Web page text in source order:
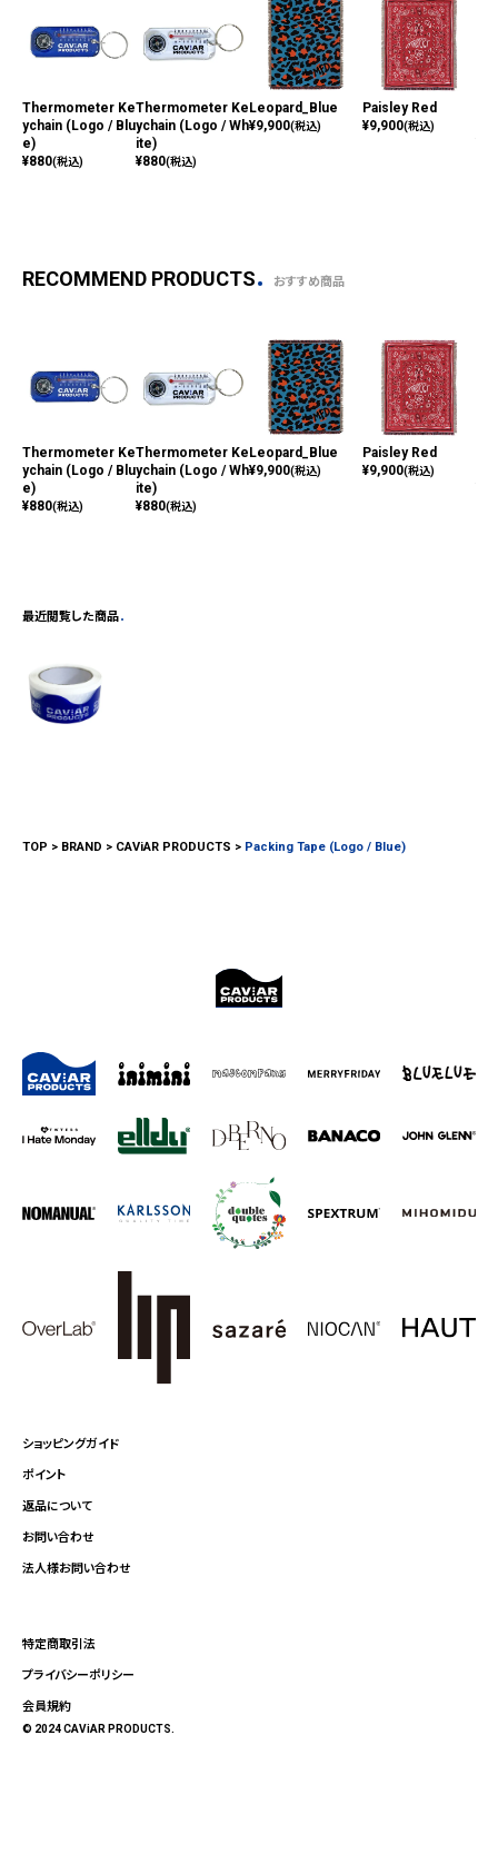
Thermometer Ke
ychain (Logo / Blu
e)
¥880(税込)
Thermometer Ke
ychain (Logo / Wh
ite)
¥880(税込)
Leopard_Blue
¥9,900(税込)
Paisley Red
¥9,900(税込)
RECOMMEND PRODUCTS おすすめ商品
Thermometer Ke
ychain (Logo / Blu
e)
¥880(税込)
Thermometer Ke
ychain (Logo / Wh
ite)
¥880(税込)
Leopard_Blue
¥9,900(税込)
Paisley Red
¥9,900(税込)
最近閲覧した商品
TOP BRAND CAViAR PRODUCTS Packing Tape (Logo / Blue)
ショッピングガイド
ポイント
返品について
お問い合わせ
法人様お問い合わせ
特定商取引法
プライバシーポリシー
会員規約
© 2024 CAViAR PRODUCTS.